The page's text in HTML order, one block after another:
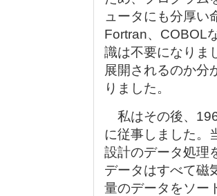
ュータにも分厚い
Fortran、COBOL
識は不要になりま
展開されるのか分
りました。
私はその後、
に従事しました。
設計のデータ処理
データはすべて磁
量のデータをソー